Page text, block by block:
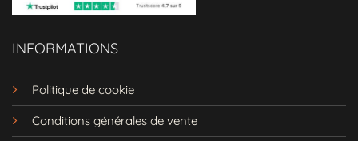
INFORMATIONS
Politique de cookie
Conditions générales de vente